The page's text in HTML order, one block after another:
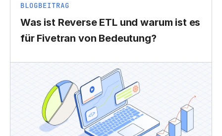
BLOGBEITRAG
Was ist Reverse ETL und warum ist es
für Fivetran von Bedeutung?